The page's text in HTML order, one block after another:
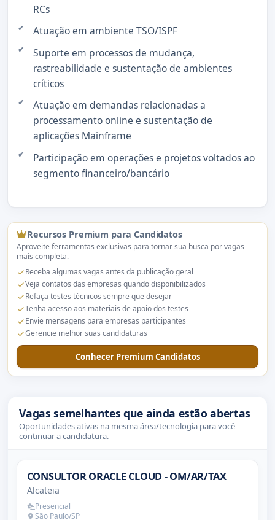
RCs
Atuação em ambiente TSO/ISPF
Suporte em processos de mudança,
rastreabilidade e sustentação de ambientes
críticos
Atuação em demandas relacionadas a
processamento online e sustentação de
aplicações Mainframe
Participação em operações e projetos voltados ao
segmento financeiro/bancário
Recursos Premium para Candidatos
Aproveite ferramentas exclusivas para tornar sua busca por vagas
mais completa.
Receba algumas vagas antes da publicação geral
Veja contatos das empresas quando disponibilizados
Refaça testes técnicos sempre que desejar
Tenha acesso aos materiais de apoio dos testes
Envie mensagens para empresas participantes
Gerencie melhor suas candidaturas
Conhecer Premium Candidatos
Vagas semelhantes que ainda estão abertas
Oportunidades ativas na mesma área/tecnologia para você
continuar a candidatura.
CONSULTOR ORACLE CLOUD - OM/AR/TAX
Alcateia
Presencial
São Paulo/SP